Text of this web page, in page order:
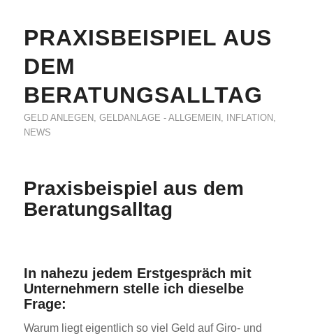
PRAXISBEISPIEL AUS
DEM
BERATUNGSALLTAG
GELD ANLEGEN, GELDANLAGE - ALLGEMEIN, INFLATION,
NEWS
Praxisbeispiel aus dem
Beratungsalltag
In nahezu jedem Erstgespräch mit
Unternehmern stelle ich dieselbe
Frage:
Warum liegt eigentlich so viel Geld auf Giro- und